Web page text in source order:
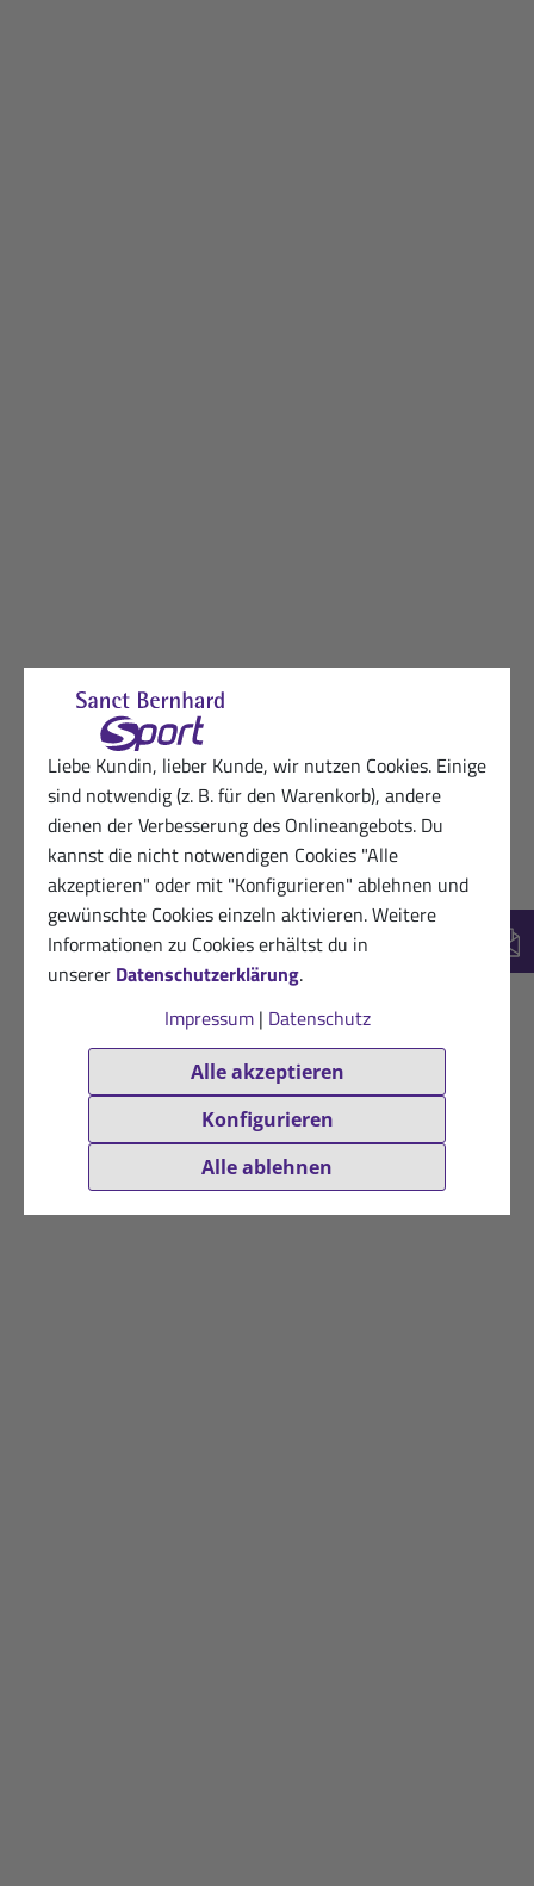
Liebe Kundin, lieber Kunde, wir nutzen Cookies. Einige
sind notwendig (z. B. für den Warenkorb), andere
dienen der Verbesserung des Onlineangebots. Du
kannst die nicht notwendigen Cookies "Alle
akzeptieren" oder mit "Konfigurieren" ablehnen und
gewünschte Cookies einzeln aktivieren. Weitere
Informationen zu Cookies erhältst du in
unserer Datenschutzerklärung.
Impressum| Datenschutz
Alle akzeptieren
Konfigurieren
Alle ablehnen